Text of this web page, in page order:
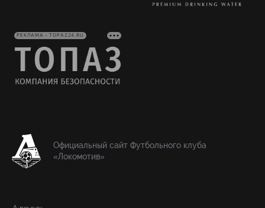
РЕКЛАМА • TOPAZ24.RU
Официальный сайт Футбольного клуба
«Локомотив»